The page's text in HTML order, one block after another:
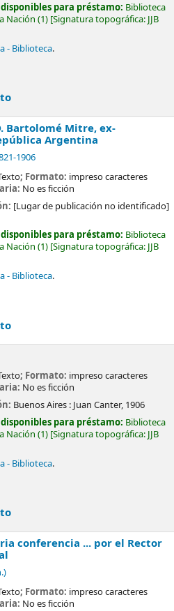
para préstamo: Biblioteca
Nación (1) Signatura topográfica: JJB
- Biblioteca.
Bartolomé Mitre, ex-
Argentina
1906
; Formato: impreso caracteres
No es ficción
[Lugar de publicación no identificado]
para préstamo: Biblioteca
Nación (1) Signatura topográfica: JJB
- Biblioteca.
; Formato: impreso caracteres
No es ficción
Buenos Aires : Juan Canter, 1906
para préstamo: Biblioteca
Nación (1) Signatura topográfica: JJB
- Biblioteca.
conferencia ... por el Rector
; Formato: impreso caracteres
No es ficción